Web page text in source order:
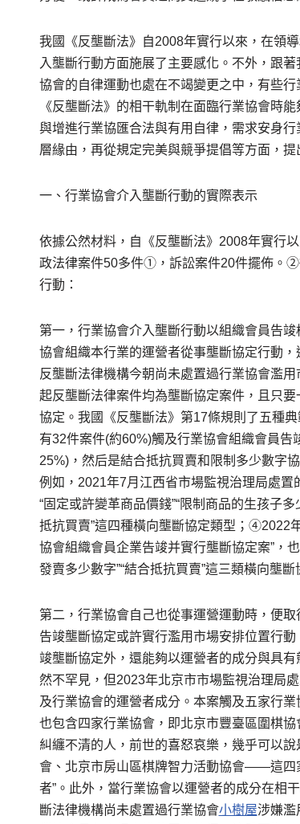
我國《反壟斷法》自2008年實行以來，在領
入壟斷行動方面施展了主要感化。不外，跟
協會的自律運動也處在不竭變更之中，有些
《反壟斷法》的相干軌制在面臨行業協會時
與增進行業協匯合法與有用自律，需求安身
層緣由，再從規定完美與競爭提倡等方面，
一、行業協會介入壟斷行動的實際表示
依據公然材料，自《反壟斷法》2008年實行
政法律案件50多件①，訴訟案件20件擺佈。
行動：
第一，行業協會介入壟斷行動以組織會員告
協會組織本行業的運營者從事壟斷協定行動
反壟斷法律機構今朝尚未處置過行業協會濫
起反壟斷法律案件均為壟斷協定案件，且只
協定。我國《反壟斷法》第17條規則了五種
有32件案件(約60%)觸及行業協會組織會員告
25%)，然后是結合抵抗買賣和限制多少數字
例如，2021年7月江西省市場監視治理局處置
“固定或許變革商品價錢”“限制商品的生孩子
抵抗買賣”這四種橫向壟斷協定類型；④2022
協會組織會員企業告竣并實行壟斷協定案”，
發賣多少數字”“結合抵抗買賣”這三類橫向壟
第二，行業協會自己也從事運營運動時，便
告竣壟斷協定或許實行濫用市場安排位置行
竣壟斷協定外，還能夠以運營者的成分與具
然不罕見，但2023年北京市市場監視治理局
及行業協會的運營者成分。本案觸及五家行
也包含四家行業協會，即北京市豐臺區圍棋
糾纏不清的人，前世的喜怒哀樂，幾乎可以
會、北京市房山區棋牌智力活動協會——這四
者”。此外，當行業協會以運營者的成分在相
斷法律機構尚未處置過行業協會小樹屋涉嫌濫